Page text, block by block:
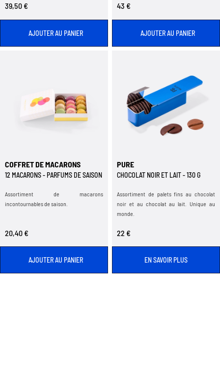
39,50 €
AJOUTER AU PANIER
43 €
AJOUTER AU PANIER
COFFRET DE MACARONS
12 MACARONS - PARFUMS DE SAISON
Assortiment de macarons
incontournables de saison.
20,40 €
AJOUTER AU PANIER
PURE
CHOCOLAT NOIR ET LAIT - 130 G
Assortiment de palets fins au chocolat
noir et au chocolat au lait. Unique au
monde.
22 €
EN SAVOIR PLUS